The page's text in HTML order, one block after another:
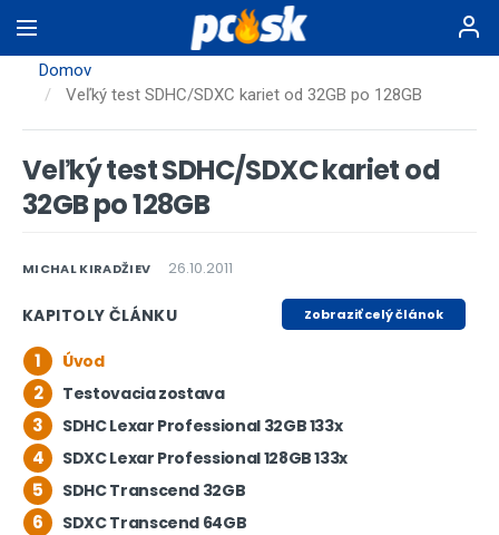
na
hlavnýDomov
Veľký test SDHC/SDXC kariet od 32GB po 128GB
Veľký test SDHC/SDXC kariet od
32GB po 128GB
MICHAL KIRADŽIEV 26.10.2011
KAPITOLY ČLÁNKU Zobraziť celý článok
1 Úvod
2 Testovacia zostava
3 SDHC Lexar Professional 32GB 133x
4 SDXC Lexar Professional 128GB 133x
5 SDHC Transcend 32GB
6 SDXC Transcend 64GB